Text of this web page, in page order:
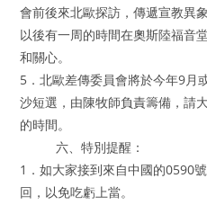
會前後來北歐探訪，傳遞宣教異
以後有一周的時間在奧斯陸福音
和關心。
5．北歐差傳委員會將於今年9月
沙短選，由陳牧師負責籌備，請
的時間。
六、特別提醒：
1．如大家接到來自中國的0590
回，以免吃虧上當。